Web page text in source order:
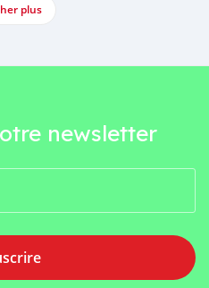
plus
newsletter